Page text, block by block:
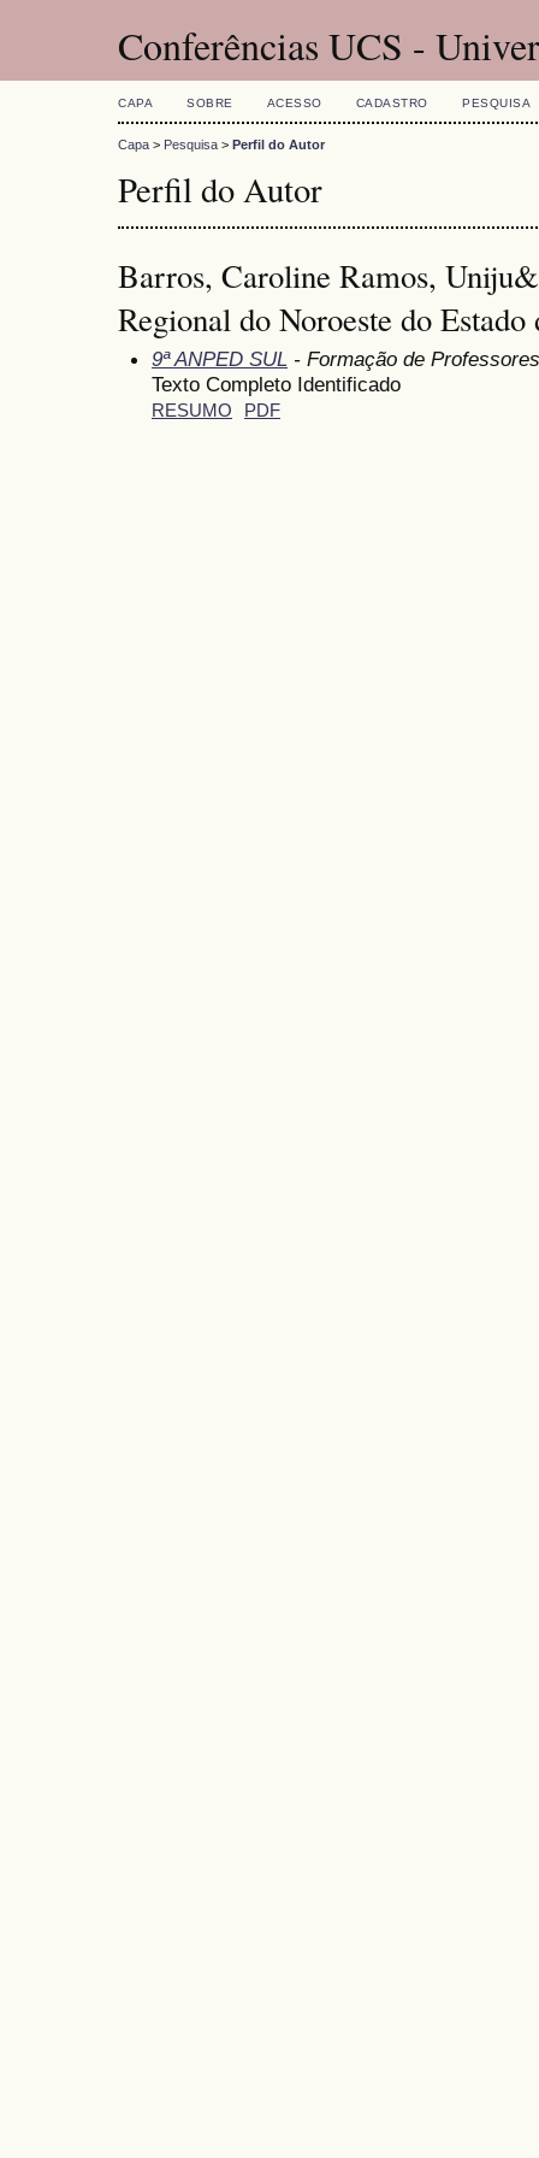
Conferências UCS -
CAPA SOBRE ACESSO CADASTRO PESQUISA
Capa > Pesquisa > Perfil do Autor
Perfil do Autor
Barros, Caroline Ramos,
Regional do Noroeste do
9ª ANPED SUL - Formação de Professores
Texto Completo Identificado
RESUMO PDF